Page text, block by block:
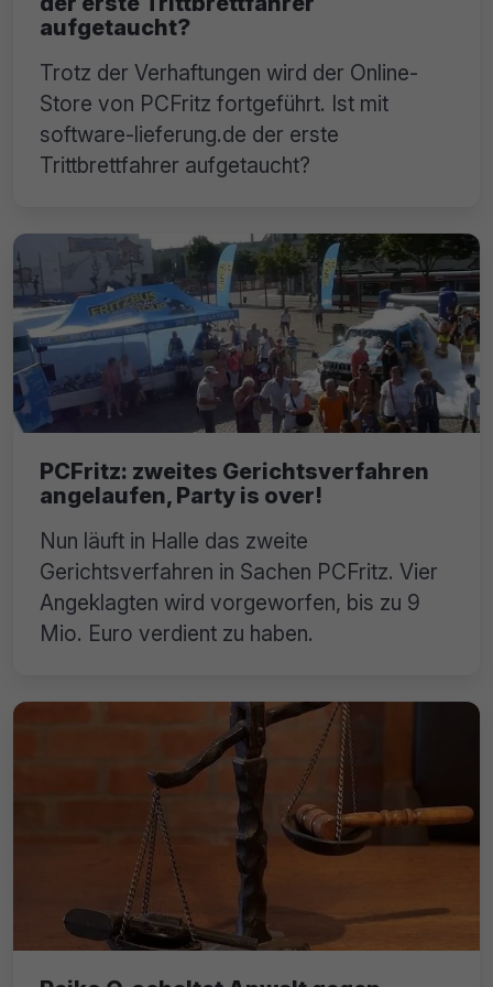
aufgetaucht?
Trotz der Verhaftungen wird der Online-
Store von PCFritz fortgeführt. Ist mit
software-lieferung.de der erste
Trittbrettfahrer aufgetaucht?
PCFritz: zweites Gerichtsverfahren
angelaufen, Party is over!
Nun läuft in Halle das zweite
Gerichtsverfahren in Sachen PCFritz. Vier
Angeklagten wird vorgeworfen, bis zu 9
Mio. Euro verdient zu haben.